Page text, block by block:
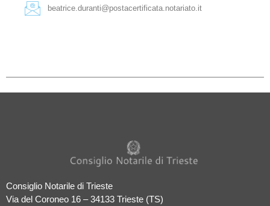
beatrice.duranti@postacertificata.notariato.it
Consiglio Notarile di Trieste
Via del Coroneo 16 – 34133 Trieste (TS)